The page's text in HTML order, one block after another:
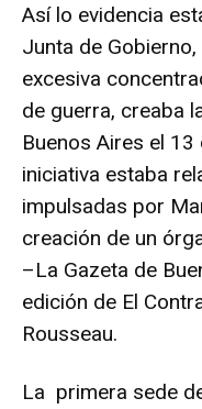
Así lo evidencia
Junta de
excesiva
de guerra, creaba
Buenos Aires el
iniciativa estaba
impulsadas por
creación de un
–La Gazeta de
edición de El
Rousseau.
La primera sede